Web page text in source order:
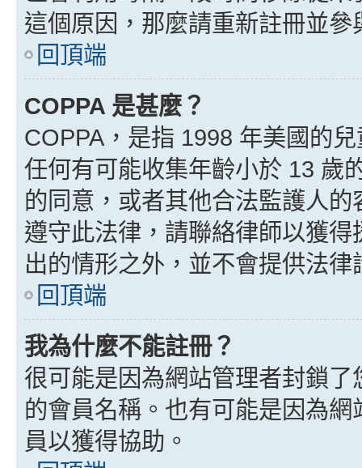
這個原因，那麼請重新註冊並參
回頂端
COPPA 是甚麼？
COPPA，是指 1998 年美國的
任何有可能收集年齡小於 13 歲
的同意，或者其他合法監護人
遵守此法律，請聯絡律師以獲
出的情形之外，並不會提供法
回頂端
我為什麼不能註冊？
很可能是因為網站管理者封鎖
的會員名稱。也有可能是因為
員以獲得協助。